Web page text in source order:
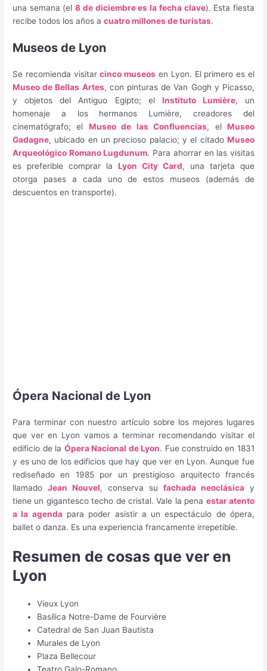
una semana (el8 de diciembre es la fecha clave). Esta fiesta
recibe todos los años acuatro millones de turistas.
Museos de Lyon
Se recomienda visitarcinco museos en Lyon. El primero es el
Museo de Bellas Artes, con pinturas de Van Gogh y Picasso,
y objetos del Antiguo Egipto; el Instituto Lumière, un
homenaje a los hermanos Lumière, creadores del
cinematógrafo; el Museo de las Confluencias, el Museo
Gadagne, ubicado en un precioso palacio; y el citado Museo
Arqueológico Romano Lugdunum. Para ahorrar en las visitas
es preferible comprar laLyon City Card, una tarjeta que
otorga pases a cada uno de estos museos (además de
descuentos en transporte).
Ópera Nacional de Lyon
Para terminar con nuestro artículo sobre los mejores lugares
que ver en Lyon vamos a terminar recomendando visitar el
edificio de la Ópera Nacional de Lyon. Fue construido en 1831
y es uno de los edificios que hay que ver en Lyon. Aunque fue
rediseñado en 1985 por un prestigioso arquitecto francés
llamadoJean Nouvel, conserva sufachada neoclásica y
tiene un gigantesco techo de cristal. Vale la pena estar atento
a la agendapara poder asistir a un espectáculo de ópera,
ballet o danza. Es una experiencia francamente irrepetible.
Resumen de cosas que ver en
Lyon
Vieux Lyon
Basílica Notre-Dame de Fourvière
Catedral de San Juan Bautista
Murales de Lyon
Plaza Bellecour
Teatro Galo-Romano